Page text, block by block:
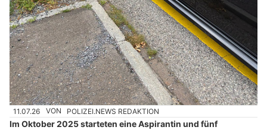
11.07.26 VON POLIZEI.NEWS REDAKTION
Im Oktober 2025 starteten eine Aspirantin und fünf